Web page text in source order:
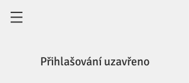
Přihlašování uzavřeno